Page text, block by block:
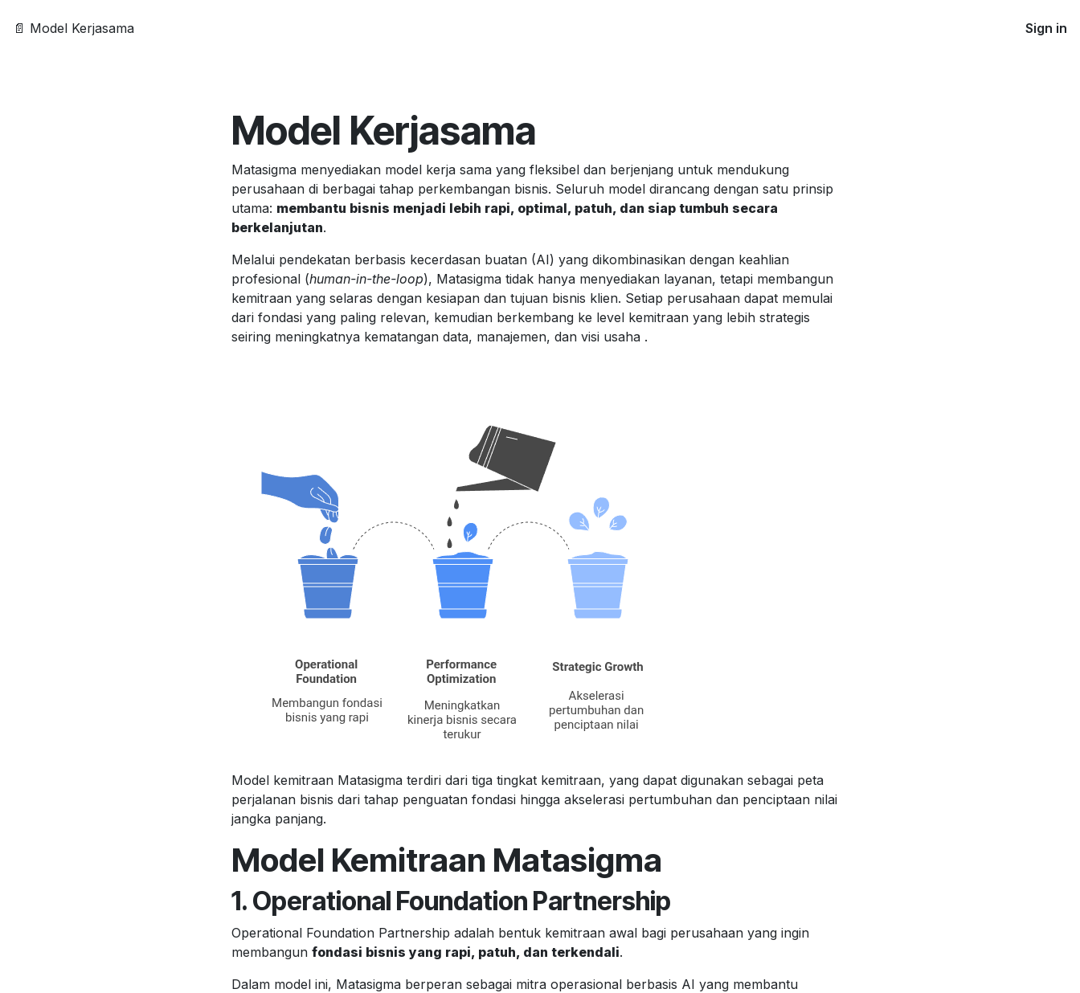
📄 Model Kerjasama Sign in
Model Kerjasama
Matasigma menyediakan model kerja sama yang fleksibel dan berjenjang untuk mendukung
perusahaan di berbagai tahap perkembangan bisnis. Seluruh model dirancang dengan satu prinsip
utama: membantu bisnis menjadi lebih rapi, optimal, patuh, dan siap tumbuh secara
berkelanjutan.
Melalui pendekatan berbasis kecerdasan buatan (AI) yang dikombinasikan dengan keahlian
profesional (human-in-the-loop), Matasigma tidak hanya menyediakan layanan, tetapi membangun
kemitraan yang selaras dengan kesiapan dan tujuan bisnis klien. Setiap perusahaan dapat memulai
dari fondasi yang paling relevan, kemudian berkembang ke level kemitraan yang lebih strategis
seiring meningkatnya kematangan data, manajemen, dan visi usaha .
Model kemitraan Matasigma terdiri dari tiga tingkat kemitraan, yang dapat digunakan sebagai peta
perjalanan bisnis dari tahap penguatan fondasi hingga akselerasi pertumbuhan dan penciptaan nilai
jangka panjang.
Model Kemitraan Matasigma
1. Operational Foundation Partnership
Operational Foundation Partnership adalah bentuk kemitraan awal bagi perusahaan yang ingin
membangun fondasi bisnis yang rapi, patuh, dan terkendali.
Dalam model ini, Matasigma berperan sebagai mitra operasional berbasis AI yang membantu